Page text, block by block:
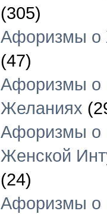
(305)
Афоризмы
(47)
Афоризмы о
Желаниях
Афоризмы о
Женской
(24)
Афоризмы о